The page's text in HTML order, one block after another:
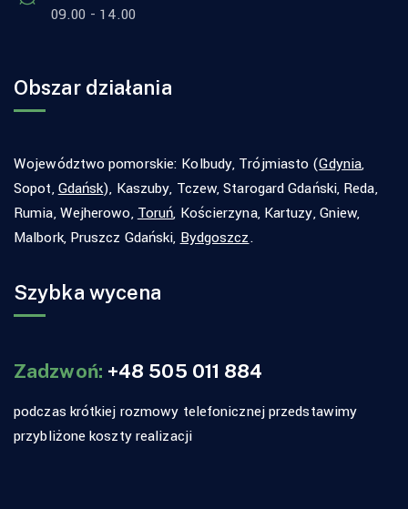
09.00 - 14.00
Obszar działania
Województwo pomorskie: Kolbudy, Trójmiasto (Gdynia,
Sopot,Gdańsk), Kaszuby, Tczew, Starogard Gdański, Reda,
Rumia, Wejherowo, Toruń, Kościerzyna, Kartuzy, Gniew,
Malbork, Pruszcz Gdański, Bydgoszcz.
Szybka wycena
Zadzwoń: +48 505 011 884
podczas krótkiej rozmowy telefonicznej przedstawimy
przybliżone koszty realizacji